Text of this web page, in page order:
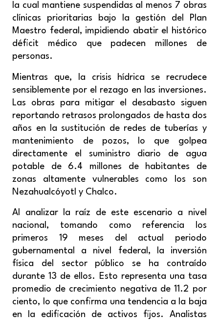
la cual mantiene suspendidas al menos 7 obras
clínicas prioritarias bajo la gestión del Plan
Maestro federal, impidiendo abatir el histórico
déficit médico que padecen millones de
personas.
Mientras que, la crisis hídrica se recrudece
sensiblemente por el rezago en las inversiones.
Las obras para mitigar el desabasto siguen
reportando retrasos prolongados de hasta dos
años en la sustitución de redes de tuberías y
mantenimiento de pozos, lo que golpea
directamente el suministro diario de agua
potable de 6.4 millones de habitantes de
zonas altamente vulnerables como los son
Nezahualcóyotl y Chalco.
Al analizar la raíz de este escenario a nivel
nacional, tomando como referencia los
primeros 19 meses del actual periodo
gubernamental a nivel federal, la inversión
física del sector público se ha contraído
durante 13 de ellos. Esto representa una tasa
promedio de crecimiento negativa de 11.2 por
ciento, lo que confirma una tendencia a la baja
en la edificación de activos fijos. Analistas